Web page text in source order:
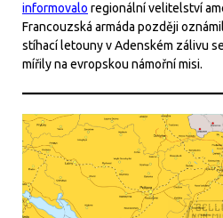
informovalo regionální velitelství
Francouzská armáda později
stíhací letouny v Adenském zálivu
mířily na evropskou námořní misi.